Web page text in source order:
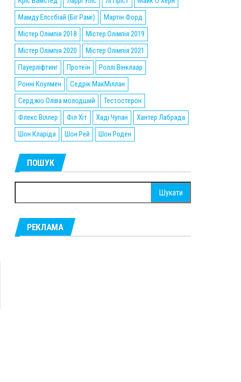
Мамду Елссбіай (Біг Рамі)
Мартін Форд
Містер Олімпія 2018
Містер Олімпія 2019
Містер Олімпія 2020
Містер Олімпія 2021
Пауерліфтинг
Протеїн
Роллі Вінклаар
Ронні Коулмен
Седрік МакМіллан
Серджіо Оліва молодший
Тестостерон
Флекс Віллер
Філ Хіт Хаді Чупан
Хантер Лабрада
Шон Кларіда
Шон Рей Шон Роден
ПОШУК
РЕКЛАМА